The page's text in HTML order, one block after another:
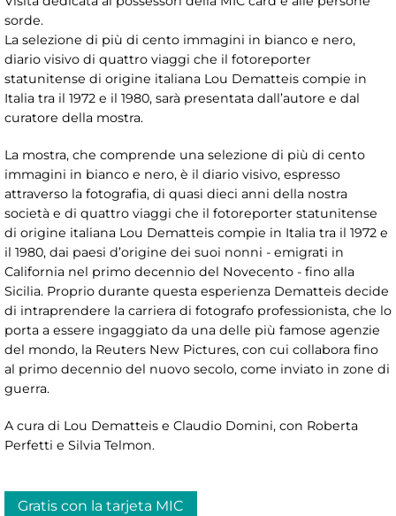
sorde.
La selezione di più di cento immagini in bianco e nero,
diario visivo di quattro viaggi che il fotoreporter
statunitense di origine italiana Lou Dematteis compie in
Italia tra il 1972 e il 1980, sarà presentata dall’autore e dal
curatore della mostra.
La mostra, che comprende una selezione di più di cento
immagini in bianco e nero, è il diario visivo, espresso
attraverso la fotografia, di quasi dieci anni della nostra
società e di quattro viaggi che il fotoreporter statunitense
di origine italiana Lou Dematteis compie in Italia tra il 1972 e
il 1980, dai paesi d’origine dei suoi nonni - emigrati in
California nel primo decennio del Novecento - fino alla
Sicilia. Proprio durante questa esperienza Dematteis decide
di intraprendere la carriera di fotografo professionista, che lo
porta a essere ingaggiato da una delle più famose agenzie
del mondo, la Reuters New Pictures, con cui collabora fino
al primo decennio del nuovo secolo, come inviato in zone di
guerra.
A cura di Lou Dematteis e Claudio Domini, con Roberta
Perfetti e Silvia Telmon.
Gratis con la tarjeta MIC